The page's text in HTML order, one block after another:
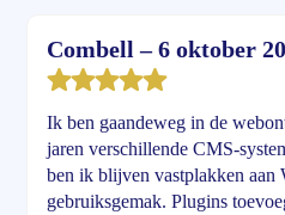
Combell – 6 oktober
Ik ben gaandeweg in de
jaren verschillende CMS-
ben ik blijven vastplakken aan
gebruiksgemak. Plugins